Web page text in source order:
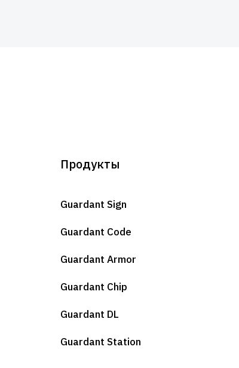
Продукты
Guardant Sign
Guardant Code
Guardant Armor
Guardant Chip
Guardant DL
Guardant Station